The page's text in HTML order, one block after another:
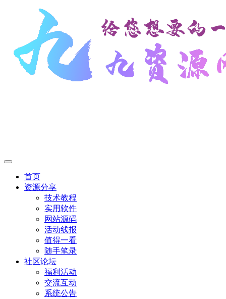
首页
资源分享
技术教程
实用软件
网站源码
活动线报
值得一看
随手笔录
社区论坛
福利活动
交流互动
系统公告